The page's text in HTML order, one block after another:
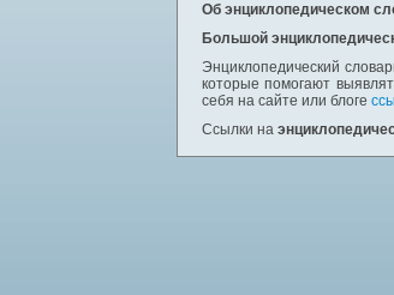
Об энциклопедическом
Большой
Энциклопедический
которые помогают
себя на сайте или блоге
Ссылки на